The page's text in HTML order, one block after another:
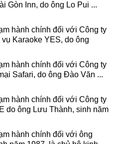
Gòn Inn, do ông Lo Pui ...
hành chính đối với Công ty
Karaoke YES, do ông
hành chính đối với Công ty
Safari, do ông Đào Văn ...
hành chính đối với Công ty
do ông Lưu Thành, sinh năm
hành chính đối với ông